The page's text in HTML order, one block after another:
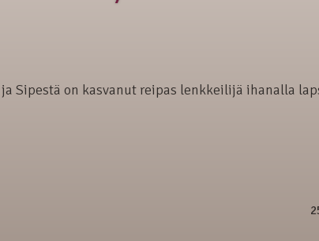
Sipestä on kasvanut reipas lenkkeilijä ihanalla